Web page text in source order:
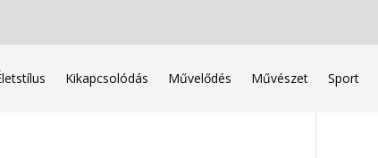
Kikapcsolódás Művelődés Művészet Sport